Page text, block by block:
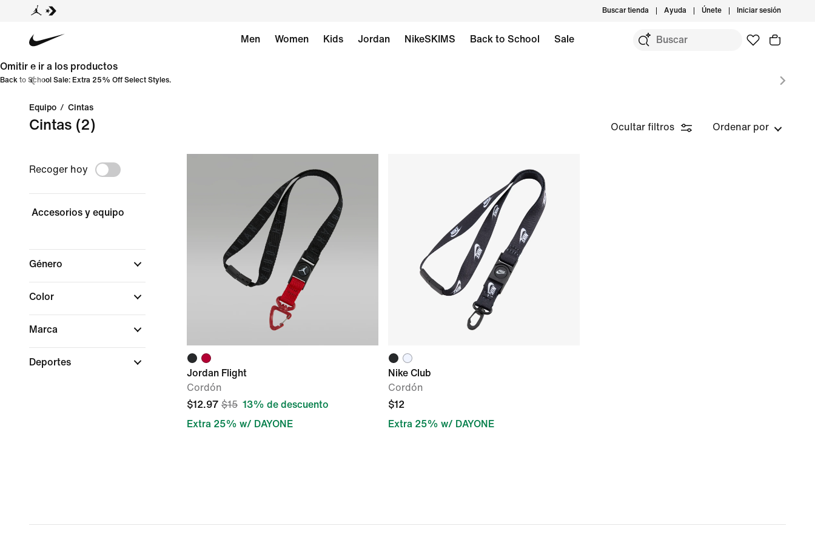
Buscar tienda Ayuda Únete Iniciar sesión
Men Women Kids Jordan NikeSKIMS Back to School Sale
Omitir e ir a los productos
Back to School Sale: Extra 25% Off Select Styles.
Equipo / Cintas
Cintas (2) Ocultar filtros Ordenar por
Recoger hoy
Accesorios y equipo
Género
Color
Marca
Deportes
Jordan Flight
Cordón
$12.97 $15 13% de descuento
Extra 25% w/ DAYONE
Nike Club
Cordón
$12
Extra 25% w/ DAYONE